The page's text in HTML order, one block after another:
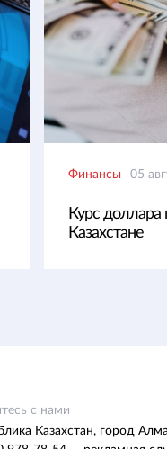
Финансы 05
Курс
Казахстане
с нами
Казахстан, город